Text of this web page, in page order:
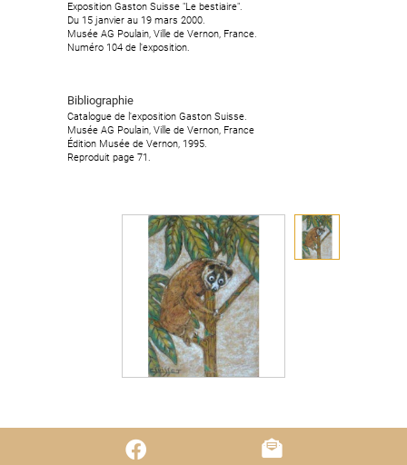
Exposition Gaston Suisse "Le bestiaire".
Du 15 janvier au 19 mars 2000.
Musée AG Poulain, Ville de Vernon, France.
Numéro 104 de l'exposition.
Bibliographie
Catalogue de l'exposition Gaston Suisse.
Musée AG Poulain, Ville de Vernon, France
Édition Musée de Vernon, 1995.
Reproduit page 71.